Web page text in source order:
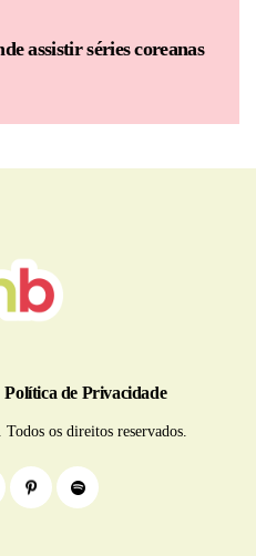
assistir séries coreanas
Política de Privacidade
os direitos reservados.